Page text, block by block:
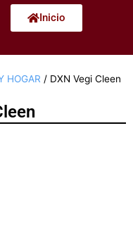
Inicio
HOGAR / DXN Vegi Cleen